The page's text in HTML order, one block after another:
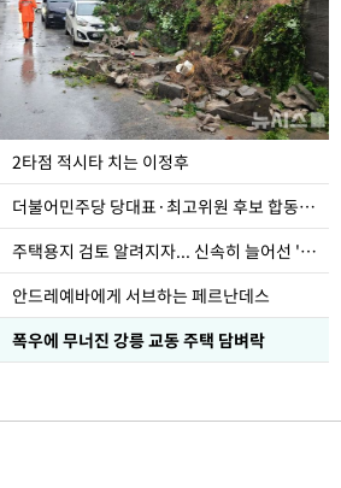
2타점 적시타 치는 이정후
더불어민주당 당대표·최고위원 후보 합동연설회
주택용지 검토 알려지자... 신속히 늘어선 '근조화환'
안드레예바에게 서브하는 페르난데스
폭우에 무너진 강릉 교동 주택 담벼락